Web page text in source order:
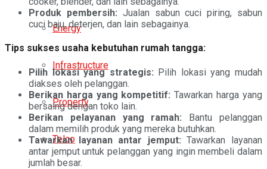
Energy
Infrastructure
Property
Telco
Produk pembersih: Jualan sabun cuci piring, sabun
cuci baju, deterjen, dan lain sebagainya.
Tips sukses usaha kebutuhan rumah tangga:
Pilih lokasi yang strategis: Pilih lokasi yang mudah
diakses oleh pelanggan.
Berikan harga yang kompetitif: Tawarkan harga yang
bersaing dengan toko lain.
Berikan pelayanan yang ramah: Bantu pelanggan
dalam memilih produk yang mereka butuhkan.
Tawarkan layanan antar jemput: Tawarkan layanan
antar jemput untuk pelanggan yang ingin membeli dalam
jumlah besar.